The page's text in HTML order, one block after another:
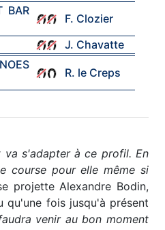
BAR
F. Clozier
J. Chavatte
R. le Creps
va s'adapter à ce profil. En
course pour elle même si
projette Alexandre Bodin,
qu'une fois jusqu'à présent
venir au bon moment